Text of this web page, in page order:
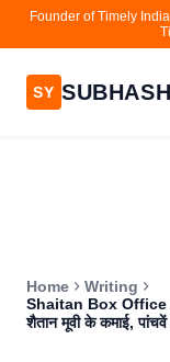
Founder of Timely
SY
Contact
Home
Writing
Shaitan Box Office
शैतान मूवी के कमाई,